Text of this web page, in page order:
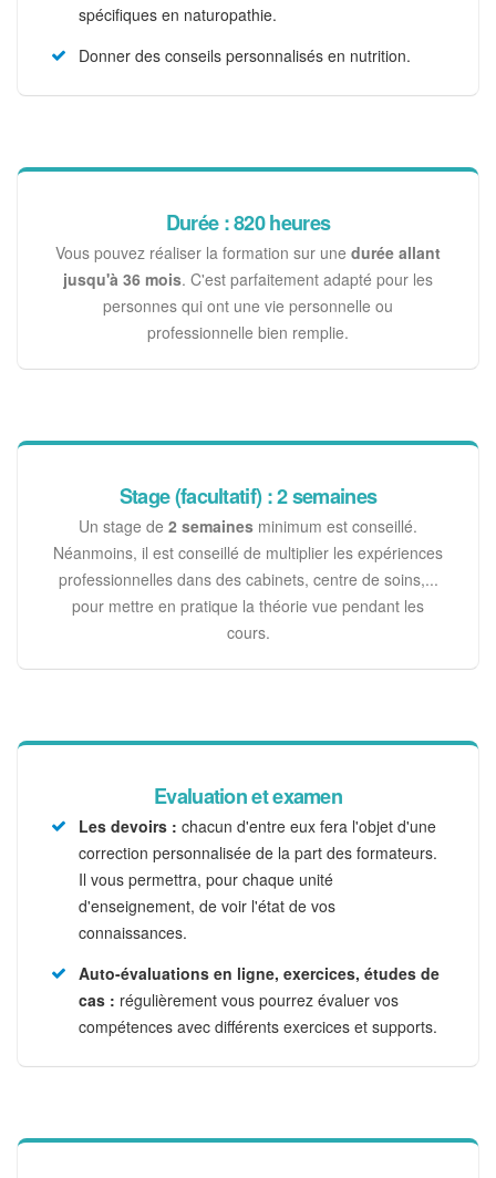
spécifiques en naturopathie.
Donner des conseils personnalisés en nutrition.
Durée : 820 heures
Vous pouvez réaliser la formation sur une durée allant
jusqu'à 36 mois. C'est parfaitement adapté pour les
personnes qui ont une vie personnelle ou
professionnelle bien remplie.
Stage (facultatif) : 2 semaines
Un stage de 2 semaines minimum est conseillé.
Néanmoins, il est conseillé de multiplier les expériences
professionnelles dans des cabinets, centre de soins,...
pour mettre en pratique la théorie vue pendant les
cours.
Evaluation et examen
Les devoirs : chacun d'entre eux fera l'objet d'une
correction personnalisée de la part des formateurs.
Il vous permettra, pour chaque unité
d'enseignement, de voir l'état de vos
connaissances.
Auto-évaluations en ligne, exercices, études de
cas : régulièrement vous pourrez évaluer vos
compétences avec différents exercices et supports.